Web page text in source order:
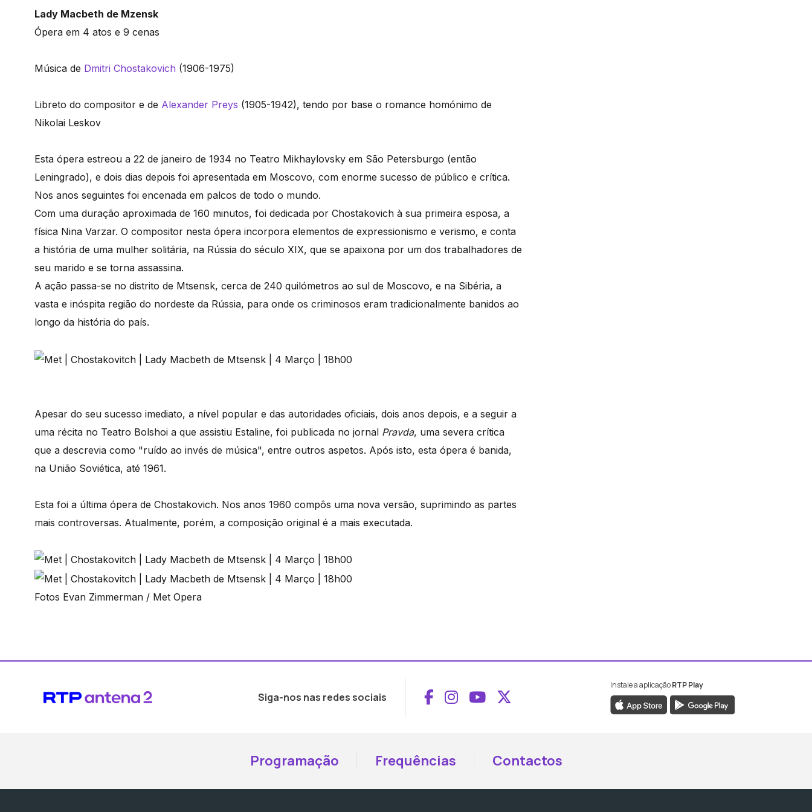
Lady Macbeth de Mzensk
Ópera em 4 atos e 9 cenas
Música de Dmitri Chostakovich (1906-1975)
Libreto do compositor e de Alexander Preys (1905-1942), tendo por base o romance homónimo de
Nikolai Leskov
Esta ópera estreou a 22 de janeiro de 1934 no Teatro Mikhaylovsky em São Petersburgo (então
Leningrado), e dois dias depois foi apresentada em Moscovo, com enorme sucesso de público e crítica.
Nos anos seguintes foi encenada em palcos de todo o mundo.
Com uma duração aproximada de 160 minutos, foi dedicada por Chostakovich à sua primeira esposa, a
física Nina Varzar. O compositor nesta ópera incorpora elementos de expressionismo e verismo, e conta
a história de uma mulher solitária, na Rússia do século XIX, que se apaixona por um dos trabalhadores de
seu marido e se torna assassina.
A ação passa-se no distrito de Mtsensk, cerca de 240 quilómetros ao sul de Moscovo, e na Sibéria, a
vasta e inóspita região do nordeste da Rússia, para onde os criminosos eram tradicionalmente banidos ao
longo da história do país.
Apesar do seu sucesso imediato, a nível popular e das autoridades oficiais, dois anos depois, e a seguir a
uma récita no Teatro Bolshoi a que assistiu Estaline, foi publicada no jornal Pravda, uma severa crítica
que a descrevia como "ruído ao invés de música", entre outros aspetos. Após isto, esta ópera é banida,
na União Soviética, até 1961.
Esta foi a última ópera de Chostakovich. Nos anos 1960 compôs uma nova versão, suprimindo as partes
mais controversas. Atualmente, porém, a composição original é a mais executada.
Fotos Evan Zimmerman / Met Opera
Siga-nos nas redes sociais Aceder ao Facebook da RTP Antena 2
Aceder ao Instagram da RTP Antena 2
Aceder ao YouTube da RTP Antena 2
Aceder ao X da RTP Antena 2
Instale a aplicaçãoRTP Play
Programação Frequências Contactos